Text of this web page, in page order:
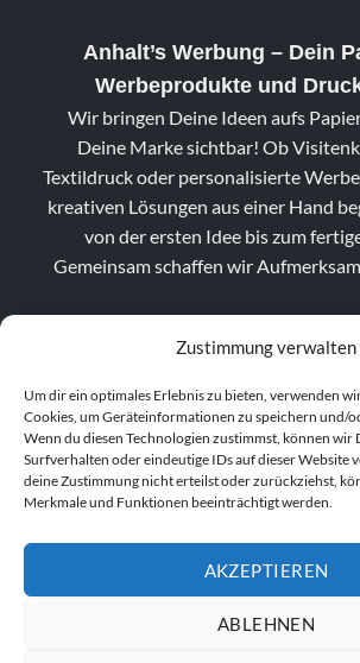
Zustimmung verwalten
Um dir ein optimales Erlebnis zu bieten, verwenden
Cookies, um Geräteinformationen zu speichern und/
Wenn du diesen Technologien zustimmst, können wir
Surfverhalten oder eindeutige IDs auf dieser Website
deine Zustimmung nicht erteilst oder zurückziehst,
Merkmale und Funktionen beeinträchtigt werden.
AKZEPTIEREN
ABLEHNEN
Anhalt’s Werbung – Dein
Werbeprodukte und
Wir bringen Deine Ideen aufs
Deine Marke sichtbar! Ob
Textildruck oder personalisierte
kreativen Lösungen aus einer Hand
von der ersten Idee bis zum
Gemeinsam schaffen wir